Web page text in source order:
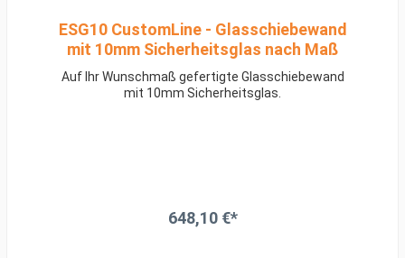
ESG10 CustomLine - Glasschiebewand
mit 10mm Sicherheitsglas nach Maß
Auf Ihr Wunschmaß gefertigte Glasschiebewand
mit 10mm Sicherheitsglas.
648,10 €*